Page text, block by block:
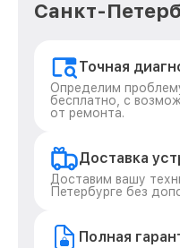
Санкт-
Точная
Определим
бесплатно, с
от ремонта.
Доставка
Доставим вашу
Петербурге без
Полная